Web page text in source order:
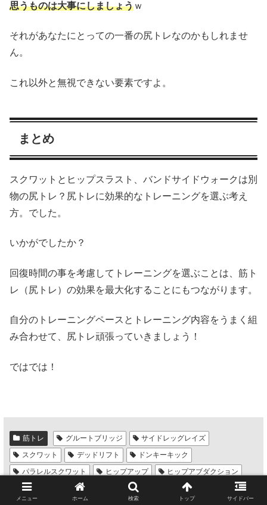
思うものは大事にしましょうｗ
それがあなたにとっての一番の尻トレなのかもしれませ
ん。
これ以外と無視できない要素ですよ。
まとめ
スクワットとヒップスラスト、バンドサイドウォークは別
物の尻トレ？尻トレに効果的なトレーニングを選ぶ考え
方。でした。
いかがでしたか？
回復時間の事を考慮してトレーニングを選ぶことは、筋ト
レ（尻トレ）の効果を最大化することにもつながります。
自分のトレーニングペースとトレーニング内容をうまく組
み合わせて、尻トレ頑張っていきましょう！
ではでは！
筋トレ グルートブリッジ
サイドレッグレイズ
スクワット
デッドリフト
ドンキーキック
パラレルスクワット
ヒップアップ
ヒップアブダクション
ヒップスラスト
フルスクワット
フロッグパンプ
メニュー ホーム 検索 トップ サイドバー